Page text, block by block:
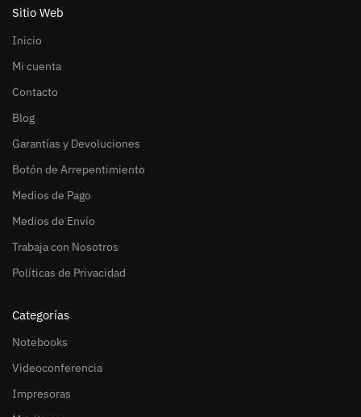
Sitio Web
Inicio
Mi cuenta
Contacto
Blog
Garantías y Devoluciones
Botón de Arrepentimiento
Medios de Pago
Medios de Envío
Trabaja con Nosotros
Políticas de Privacidad
Categorías
Notebooks
Videoconferencia
Impresoras